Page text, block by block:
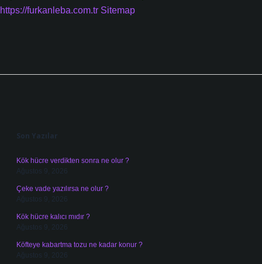
https://furkanleba.com.tr Sitemap
Son Yazılar
Kök hücre verdikten sonra ne olur ?
Ağustos 9, 2026
Çeke vade yazılırsa ne olur ?
Ağustos 9, 2026
Kök hücre kalıcı mıdır ?
Ağustos 9, 2026
Köfteye kabartma tozu ne kadar konur ?
Ağustos 9, 2026